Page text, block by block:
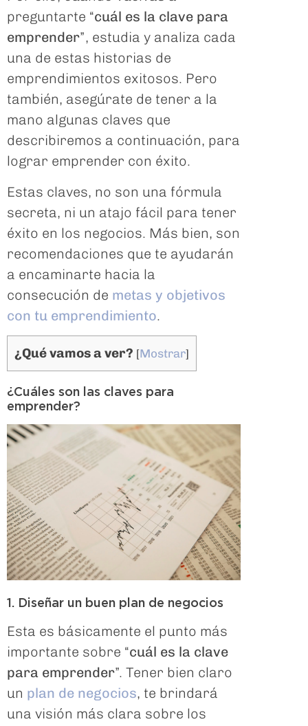
preguntarte “cuál es la clave para
emprender”, estudia y analiza cada
una de estas historias de
emprendimientos exitosos. Pero
también, asegúrate de tener a la
mano algunas claves que
describiremos a continuación, para
lograr emprender con éxito.
Estas claves, no son una fórmula
secreta, ni un atajo fácil para tener
éxito en los negocios. Más bien, son
recomendaciones que te ayudarán
a encaminarte hacia la
consecución de metas y objetivos
con tu emprendimiento.
¿Qué vamos a ver? [Mostrar]
¿Cuáles son las claves para
emprender?
1. Diseñar un buen plan de negocios
Esta es básicamente el punto más
importante sobre “cuál es la clave
para emprender”. Tener bien claro
un plan de negocios, te brindará
una visión más clara sobre los